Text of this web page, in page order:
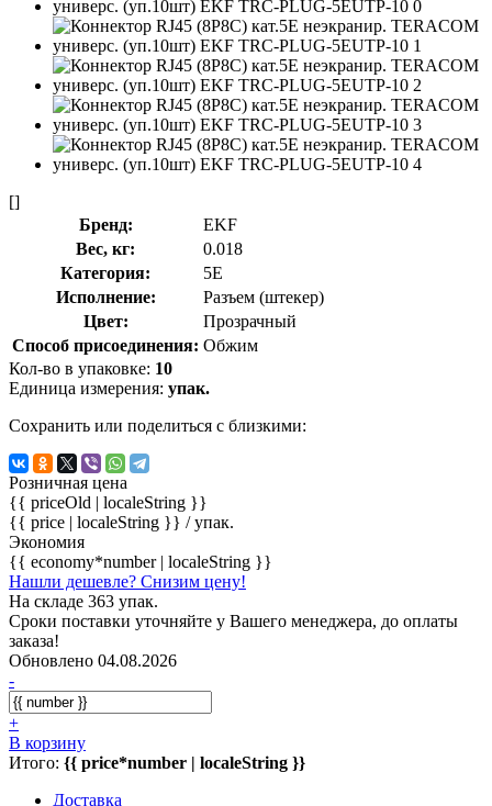
[]
Бренд:
EKF
Вес, кг:
0.018
Категория:
5E
Исполнение:
Разъем (штекер)
Цвет:
Прозрачный
Способ присоединения: Обжим
Кол-во в упаковке: 10
Единица измерения: упак.
Сохранить или поделиться с близкими:
Розничная цена
{{ priceOld | localeString }}
{{ price | localeString }} / упак.
Экономия
{{ economy*number | localeString }}
Нашли дешевле? Снизим цену!
На складе 363 упак.
Сроки поставки уточняйте у Вашего менеджера, до оплаты
заказа!
Обновлено 04.08.2026
-
+
В корзину
Итого: {{ price*number | localeString }}
Доставка